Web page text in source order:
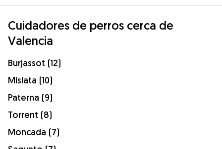
Cuidadores de perros cerca de
Valencia
Burjassot (12)
Mislata (10)
Paterna (9)
Torrent (8)
Moncada (7)